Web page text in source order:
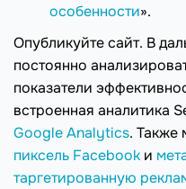
особенности».
Опубликуйте сайт. В
постоянно
показатели
встроенная аналитика
Google Analytics. Также
пиксель Facebook и
таргетированную